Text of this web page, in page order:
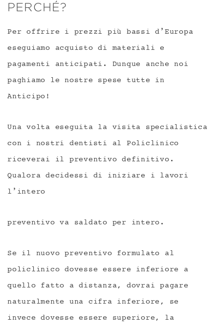
PERCHÉ?
Per offrire i prezzi più bassi d’Europa
eseguiamo acquisto di materiali e
pagamenti anticipati. Dunque anche noi
paghiamo le nostre spese tutte in
Anticipo!
Una volta eseguita la visita specialistica
con i nostri dentisti al Policlinico
riceverai il preventivo definitivo.
Qualora decidessi di iniziare i lavori
l’intero
preventivo va saldato per intero.
Se il nuovo preventivo formulato al
policlinico dovesse essere inferiore a
quello fatto a distanza, dovrai pagare
naturalmente una cifra inferiore, se
invece dovesse essere superiore, la